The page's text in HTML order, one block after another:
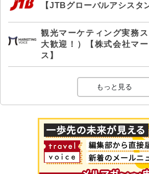
【JTBグローバルアシスタ
観光マーケティング実務
大歓迎！）【株式会社マ
ス】
もっと見る